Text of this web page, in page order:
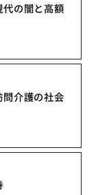
の闇と高額
介護の社会